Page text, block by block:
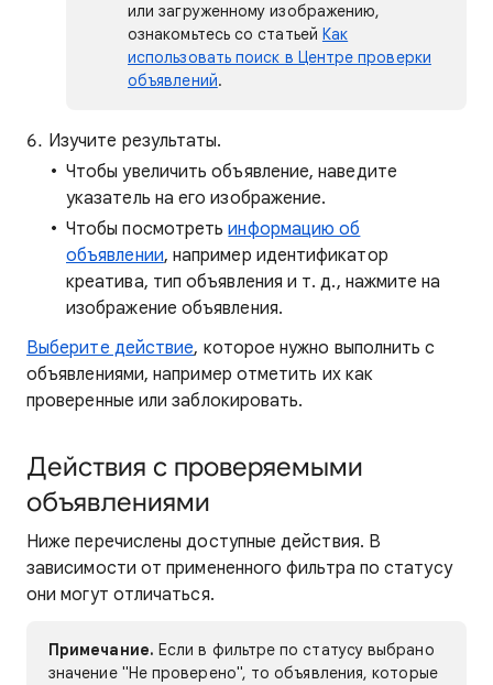
или загруженному изображению,
ознакомьтесь со статьей Как
использовать поиск в Центре проверки
объявлений.
Изучите результаты.
Чтобы увеличить объявление, наведите
указатель на его изображение.
Чтобы посмотретьинформацию об
объявлении, например идентификатор
креатива, тип объявления и т. д., нажмите на
изображение объявления.
Выберите действие, которое нужно выполнить с
объявлениями, например отметить их как
проверенные или заблокировать.
Действия с проверяемыми
объявлениями
Ниже перечислены доступные действия. В
зависимости от примененного фильтра по статусу
они могут отличаться.
Примечание. Если в фильтре по статусу выбрано
значение "Не проверено", то объявления, которые